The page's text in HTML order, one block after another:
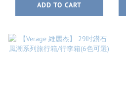
ADD TO CART